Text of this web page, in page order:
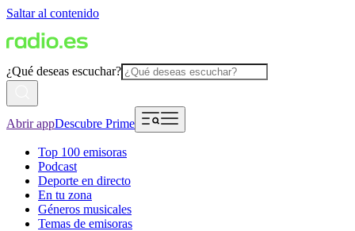
Saltar al contenido
¿Qué deseas escuchar?
Abrir appDescubre Prime
Top 100 emisoras
Podcast
Deporte en directo
En tu zona
Géneros musicales
Temas de emisoras